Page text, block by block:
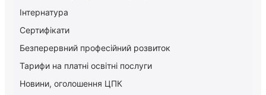
Інтернатура
Сертифікати
Безперервний професійний розвиток
Тарифи на платні освітні послуги
Новини, оголошення ЦПК